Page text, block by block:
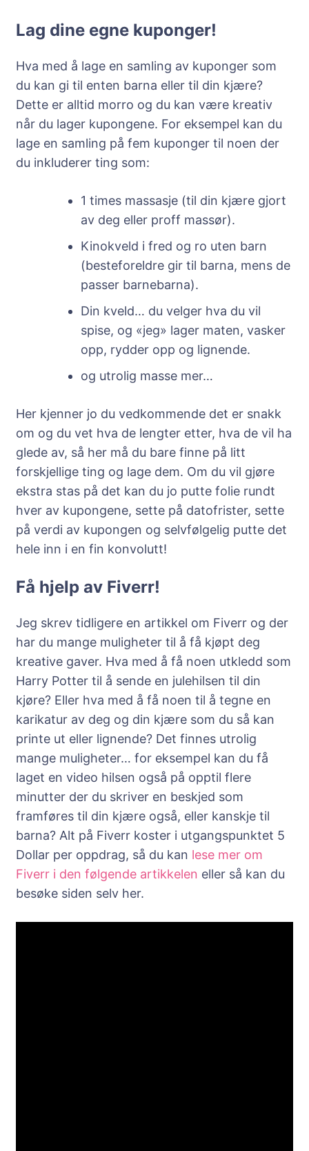
Lag dine egne kuponger!
Hva med å lage en samling av kuponger som
du kan gi til enten barna eller til din kjære?
Dette er alltid morro og du kan være kreativ
når du lager kupongene. For eksempel kan du
lage en samling på fem kuponger til noen der
du inkluderer ting som:
1 times massasje (til din kjære gjort
av deg eller proff massør).
Kinokveld i fred og ro uten barn
(besteforeldre gir til barna, mens de
passer barnebarna).
Din kveld… du velger hva du vil
spise, og «jeg» lager maten, vasker
opp, rydder opp og lignende.
og utrolig masse mer…
Her kjenner jo du vedkommende det er snakk
om og du vet hva de lengter etter, hva de vil ha
glede av, så her må du bare finne på litt
forskjellige ting og lage dem. Om du vil gjøre
ekstra stas på det kan du jo putte folie rundt
hver av kupongene, sette på datofrister, sette
på verdi av kupongen og selvfølgelig putte det
hele inn i en fin konvolutt!
Få hjelp av Fiverr!
Jeg skrev tidligere en artikkel om Fiverr og der
har du mange muligheter til å få kjøpt deg
kreative gaver. Hva med å få noen utkledd som
Harry Potter til å sende en julehilsen til din
kjøre? Eller hva med å få noen til å tegne en
karikatur av deg og din kjære som du så kan
printe ut eller lignende? Det finnes utrolig
mange muligheter… for eksempel kan du få
laget en video hilsen også på opptil flere
minutter der du skriver en beskjed som
framføres til din kjære også, eller kanskje til
barna? Alt på Fiverr koster i utgangspunktet 5
Dollar per oppdrag, så du kan lese mer om
Fiverr i den følgende artikkelen eller så kan du
besøke siden selv her.